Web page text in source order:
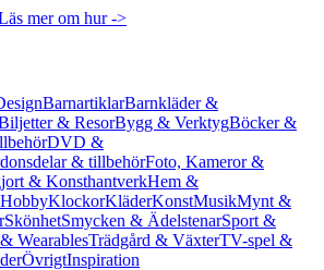
mer om hur ->
BarnartiklarBarnkläder &
& ResorBygg & VerktygBöcker &
DVD &
& tillbehörFoto, Kameror &
& KonsthantverkHem &
HobbyKlockorKläderKonstMusikMynt &
SkönhetSmycken & ÄdelstenarSport &
WearablesTrädgård & VäxterTV-spel &
ÖvrigtInspiration